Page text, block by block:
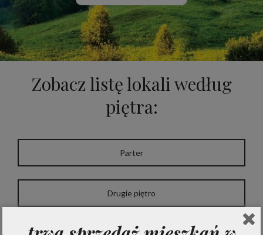
Zobacz listę lokali według
piętra:
Parter
Drugie piętro